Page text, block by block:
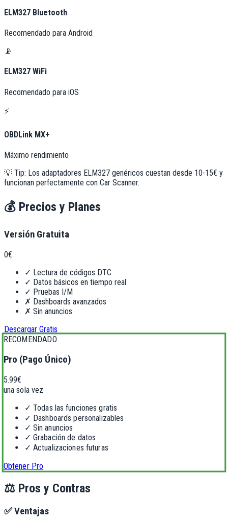
ELM327 Bluetooth
Recomendado para Android
📡
ELM327 WiFi
Recomendado para iOS
⚡
OBDLink MX+
Máximo rendimiento
💡 Tip: Los adaptadores ELM327 genéricos cuestan desde 10-15€ y
funcionan perfectamente con Car Scanner.
💰 Precios y Planes
Versión Gratuita
0€
✓ Lectura de códigos DTC
✓ Datos básicos en tiempo real
✓ Pruebas I/M
✗ Dashboards avanzados
✗ Sin anuncios
Descargar Gratis
RECOMENDADO
Pro (Pago Único)
5.99€
una sola vez
✓ Todas las funciones gratis
✓ Dashboards personalizables
✓ Sin anuncios
✓ Grabación de datos
✓ Actualizaciones futuras
Obtener Pro
⚖️ Pros y Contras
✅ Ventajas